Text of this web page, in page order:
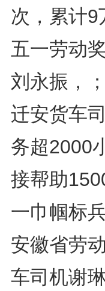
次，累计9
五一劳动
刘永振，
迁安货车
务超2000
接帮助
一巾帼标
安徽省劳
车司机谢琳